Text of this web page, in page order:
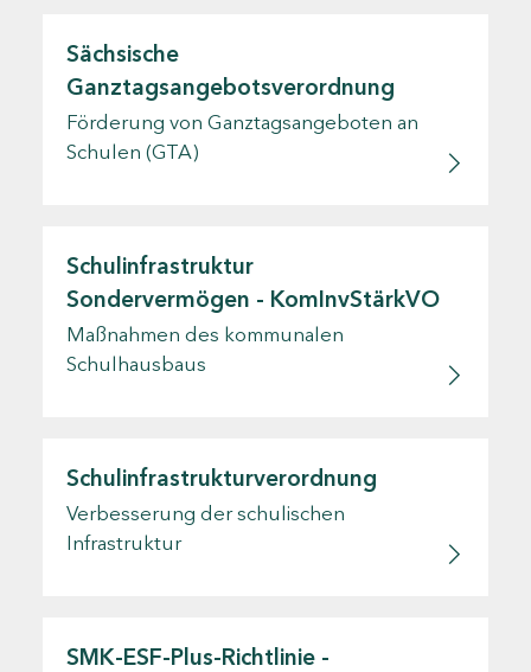
Sächsische
Ganztagsangebotsverordnung
Förderung von Ganztagsangeboten an
Schulen (GTA)
Schulinfrastruktur
Sondervermögen - KomInvStärkVO
Maßnahmen des kommunalen
Schulhausbaus
Schulinfrastrukturverordnung
Verbesserung der schulischen
Infrastruktur
SMK-ESF-Plus-Richtlinie -